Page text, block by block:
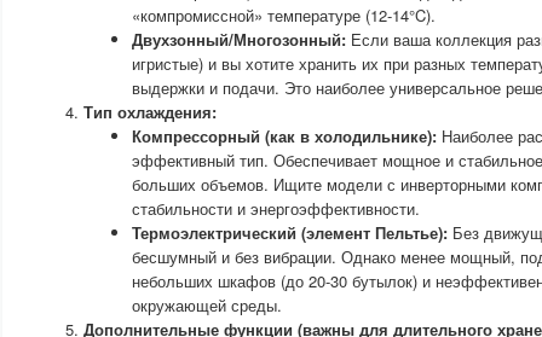
«компромиссной» температуре (12-14°C).
Двухзонный/Многозонный: Если ваша коллекция
игристые) и вы хотите хранить их при разных
выдержки и подачи. Это наиболее универсальное
Тип охлаждения:
Компрессорный (как в холодильнике): Наиболее
эффективный тип. Обеспечивает мощное и
больших объемов. Ищите модели с инверторными
стабильности и энергоэффективности.
Термоэлектрический (элемент Пельтье): Без
бесшумный и без вибрации. Однако менее мощный,
небольших шкафов (до 20-30 бутылок) и
окружающей среды.
Дополнительные функции (важны для длительного